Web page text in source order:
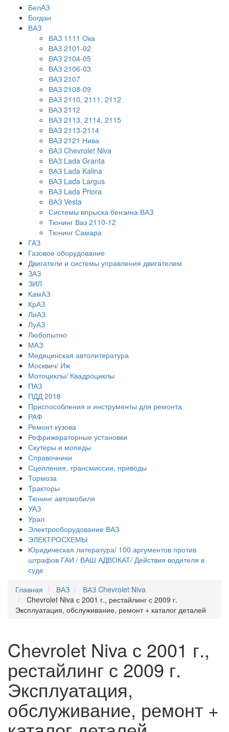
БелАЗ
Богдан
ВАЗ
ВАЗ 1111 Ока
ВАЗ 2101-02
ВАЗ 2104-05
ВАЗ 2106-03
ВАЗ 2107
ВАЗ 2108-09
ВАЗ 2110, 2111, 2112
ВАЗ 2112
ВАЗ 2113, 2114, 2115
ВАЗ 2113-2114
ВАЗ 2121 Нива
ВАЗ Chevrolet Niva
ВАЗ Lada Granta
ВАЗ Lada Kalina
ВАЗ Lada Largus
ВАЗ Lada Priora
ВАЗ Vesta
Системы впрыска бензина ВАЗ
Тюнинг Ваз 2110-12
Тюнинг Самара
ГАЗ
Газовое оборудование
Двигатели и системы управления двигателем
ЗАЗ
ЗИЛ
КамАЗ
КрАЗ
ЛиАЗ
ЛуАЗ
Любопытно
МАЗ
Медицинская автолитература
Москвич/ Иж
Мотоциклы/ Квадроциклы
ПАЗ
ПДД 2018
Приспособления и инструменты для ремонта
РАФ
Ремонт кузова
Рефрижераторные установки
Скутеры и мопеды
Справочники
Сцепления, трансмиссии, приводы
Тормоза
Тракторы
Тюнинг автомобиля
УАЗ
Урал
Электрооборудование ВАЗ
ЭЛЕКТРОСХЕМЫ
Юридическая литература/ 100 аргументов против
штрафов ГАИ / ВАШ АДВОКАТ/ Действия водителя в
суде
Главная
ВАЗ
ВАЗ Chevrolet Niva
Chevrolet Niva с 2001 г., рестайлинг с 2009 г.
Эксплуатация, обслуживание, ремонт + каталог деталей
Chevrolet Niva с 2001 г.,
рестайлинг с 2009 г.
Эксплуатация,
обслуживание, ремонт +